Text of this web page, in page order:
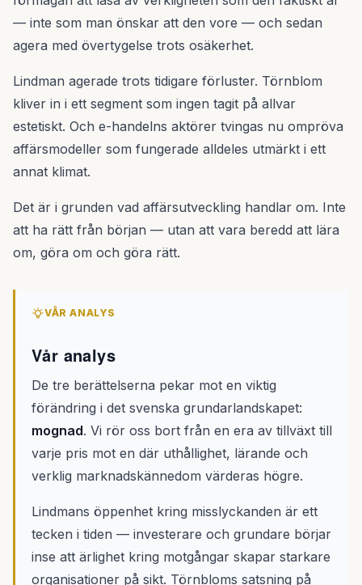
— inte som man önskar att den vore — och sedan
agera med övertygelse trots osäkerhet.
Lindman agerade trots tidigare förluster. Törnblom
kliver in i ett segment som ingen tagit på allvar
estetiskt. Och e-handelns aktörer tvingas nu ompröva
affärsmodeller som fungerade alldeles utmärkt i ett
annat klimat.
Det är i grunden vad affärsutveckling handlar om. Inte
att ha rätt från början — utan att vara beredd att lära
om, göra om och göra rätt.
VÅR ANALYS
Vår analys
De tre berättelserna pekar mot en viktig
förändring i det svenska grundarlandskapet:
mognad. Vi rör oss bort från en era av tillväxt till
varje pris mot en där uthållighet, lärande och
verklig marknadskännedom värderas högre.
Lindmans öppenhet kring misslyckanden är ett
tecken i tiden — investerare och grundare börjar
inse att ärlighet kring motgångar skapar starkare
organisationer på sikt. Törnbloms satsning på